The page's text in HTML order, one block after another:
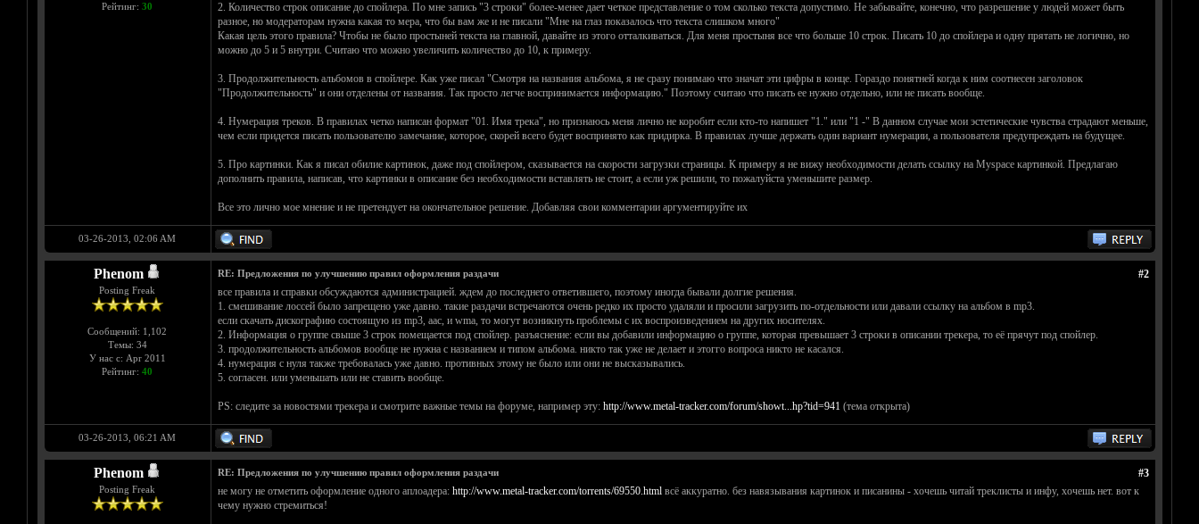
Рейтинг: 30
2. Количество строк описание до спойлера. По мне запись "3 строки" более-менее дает четкое представление о том сколько текста допустимо. Не забывайте, конечно, что разрешение у людей может быть
разное, но модераторам нужна какая то мера, что бы вам же и не писали "Мне на глаз показалось что текста слишком много"
Какая цель этого правила? Чтобы не было простыней текста на главной, давайте из этого отталкиваться. Для меня простыня все что больше 10 строк. Писать 10 до спойлера и одну прятать не логично, но
можно до 5 и 5 внутри. Считаю что можно увеличить количество до 10, к примеру.
3. Продолжительность альбомов в спойлере. Как уже писал "Смотря на названия альбома, я не сразу понимаю что значат эти цифры в конце. Гораздо понятней когда к ним соотнесен заголовок
"Продолжительность" и они отделены от названия. Так просто легче воспринимается информацию." Поэтому считаю что писать ее нужно отдельно, или не писать вообще.
4. Нумерация треков. В правилах четко написан формат "01. Имя трека", но признаюсь меня лично не коробит если кто-то напишет "1." или "1 -" В данном случае мои эстетические чувства страдают меньше,
чем если придется писать пользователю замечание, которое, скорей всего будет воспринято как придирка. В правилах лучше держать один вариант нумерации, а пользователя предупреждать на будущее.
5. Про картинки. Как я писал обилие картинок, даже под спойлером, сказывается на скорости загрузки страницы. К примеру я не вижу необходимости делать ссылку на Myspace картинкой. Предлагаю
дополнить правила, написав, что картинки в описание без необходимости вставлять не стоит, а если уж решили, то пожалуйста уменьшите размер.
Все это лично мое мнение и не претендует на окончательное решение. Добавляя свои комментарии аргументируйте их
03-26-2013, 02:06 AM
Phenom
Posting Freak
Сообщений: 1,102
Темы: 34
У нас с: Apr 2011
Рейтинг: 40
#2
RE: Предложения по улучшению правил оформления раздачи
все правила и справки обсуждаются администрацией. ждем до последнего ответившего, поэтому иногда бывали долгие решения.
1. смешивание лоссей было запрещено уже давно. такие раздачи встречаются очень редко их просто удаляли и просили загрузить по-отдельности или давали ссылку на альбом в mp3.
если скачать дискографию состоящую из mp3, aac, и wma, то могут возникнуть проблемы с их воспроизведением на других носителях.
2. Информация о группе свыше 3 строк помещается под спойлер. разъяснение: если вы добавили информацию о группе, которая превышает 3 строки в описании трекера, то её прячут под спойлер.
3. продолжительность альбомов вообще не нужна с названием и типом альбома. никто так уже не делает и этогго вопроса никто не касался.
4. нумерация с нуля также требовалась уже давно. противных этому не было или они не высказывались.
5. согласен. или уменьшать или не ставить вообще.
PS: следите за новостями трекера и смотрите важные темы на форуме, например эту: http://www.metal-tracker.com/forum/showt...hp?tid=941(тема открыта)
03-26-2013, 06:21 AM
Phenom
Posting Freak
#3
RE: Предложения по улучшению правил оформления раздачи
не могу не отметить оформление одного аплоадера: http://www.metal-tracker.com/torrents/69550.htmlвсё аккуратно. без навязывания картинок и писанины - хочешь читай треклисты и инфу, хочешь нет. вот к
чему нужно стремиться!